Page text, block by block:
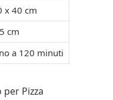
x 40 cm
cm
a 120 minuti
Pizza